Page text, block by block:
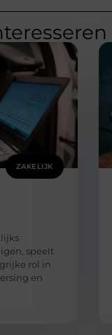
ZAKELIJK
speelt
rol in
en